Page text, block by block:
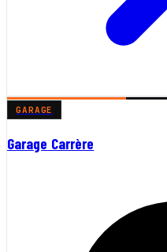
GARAGE
Garage Carrère